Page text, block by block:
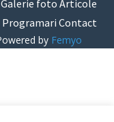
Galerie foto Articole
Programari Contact
by Femyo